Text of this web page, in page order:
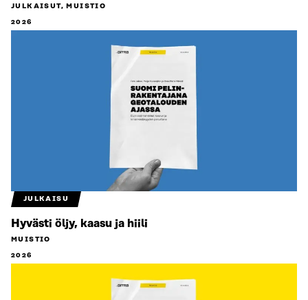
JULKAISUT, MUISTIO
2026
JULKAISU
Hyvästi öljy, kaasu ja hiili
MUISTIO
2026